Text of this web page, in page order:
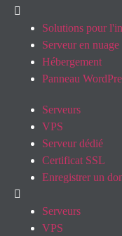
Solutions pour
Serveur en nuage
Hébergement
Panneau
Serveurs
VPS
Serveur dédié
Certificat SSL
Enregistrer un
Serveurs
VPS